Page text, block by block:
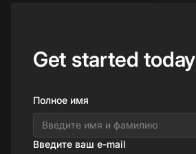
Get started today
Полное имя
Введите ваш e-mail